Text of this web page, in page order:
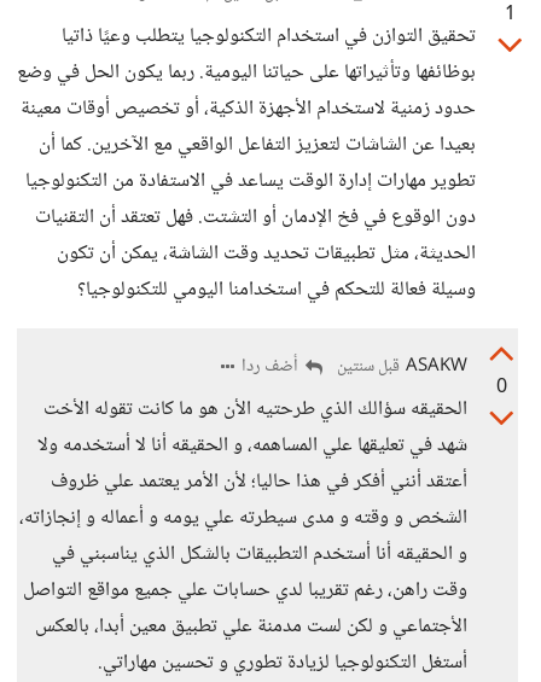
1
تحقيق التوازن في استخدام التكنولوجيا يتطلب وعيًا ذاتيا
بوظائفها وتأثيراتها على حياتنا اليومية. ربما يكون الحل في وضع
حدود زمنية لاستخدام الأجهزة الذكية، أو تخصيص أوقات معينة
بعيدا عن الشاشات لتعزيز التفاعل الواقعي مع الآخرين. كما أن
تطوير مهارات إدارة الوقت يساعد في الاستفادة من التكنولوجيا
دون الوقوع في فخ الإدمان أو التشتت. فهل تعتقد أن التقنيات
الحديثة، مثل تطبيقات تحديد وقت الشاشة، يمكن أن تكون
وسيلة فعالة للتحكم في استخدامنا اليومي للتكنولوجيا؟
0
ASAKW قبل سنتين أضف ردا
الحقيقه سؤالك الذي طرحتيه الأن هو ما كانت تقوله الأخت
شهد في تعليقها علي المساهمه، و الحقيقه أنا لا أستخدمه ولا
أعتقد أنني أفكر في هذا حاليا؛ لأن الأمر يعتمد علي ظروف
الشخص و وقته و مدى سيطرته علي يومه و أعماله و إنجازاته،
و الحقيقه أنا أستخدم التطبيقات بالشكل الذي يناسبني في
وقت راهن، رغم تقريبا لدي حسابات علي جميع مواقع التواصل
الأجتماعي و لكن لست مدمنة علي تطبيق معين أبدا، بالعكس
أستغل التكنولوجيا لزيادة تطوري و تحسين مهاراتي.